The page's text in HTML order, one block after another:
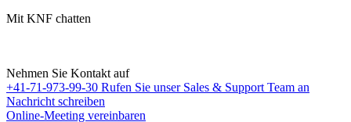
Mit KNF chatten
Nehmen Sie Kontakt auf
+41-71-973-99-30 Rufen Sie unser Sales & Support Team an
Nachricht schreiben
Online-Meeting vereinbaren